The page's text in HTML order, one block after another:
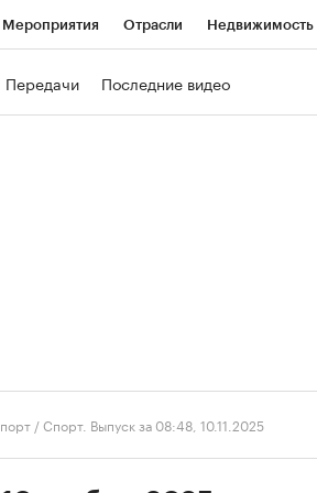
Мероприятия Отрасли Недвижимость
Передачи Последние видео
/Спорт. Выпуск за 08:48, 10.11.2025